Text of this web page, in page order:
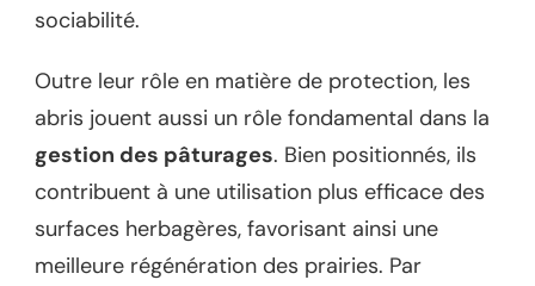
sociabilité.
Outre leur rôle en matière de protection, les
abris jouent aussi un rôle fondamental dans la
gestion des pâturages. Bien positionnés, ils
contribuent à une utilisation plus efficace des
surfaces herbagères, favorisant ainsi une
meilleure régénération des prairies. Par